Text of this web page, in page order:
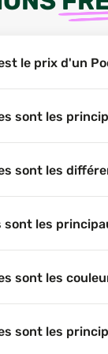
le prix d'un
sont les
sont les
sont les
sont les
sont les